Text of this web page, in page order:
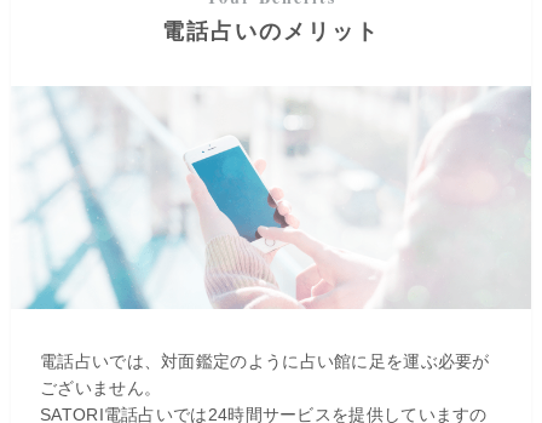
電話占いのメリット
電話占いでは、対面鑑定のように占い館に足を運ぶ必要が
ございません。
SATORI電話占いでは24時間サービスを提供していますの
初回最大3,100円分無料